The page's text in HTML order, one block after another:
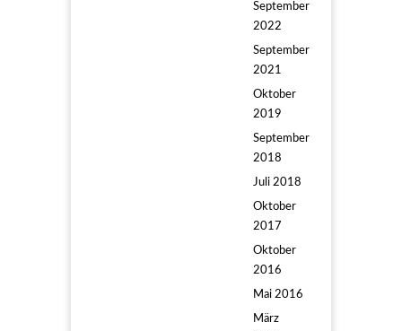
September
2022
September
2021
Oktober
2019
September
2018
Juli 2018
Oktober
2017
Oktober
2016
Mai 2016
März